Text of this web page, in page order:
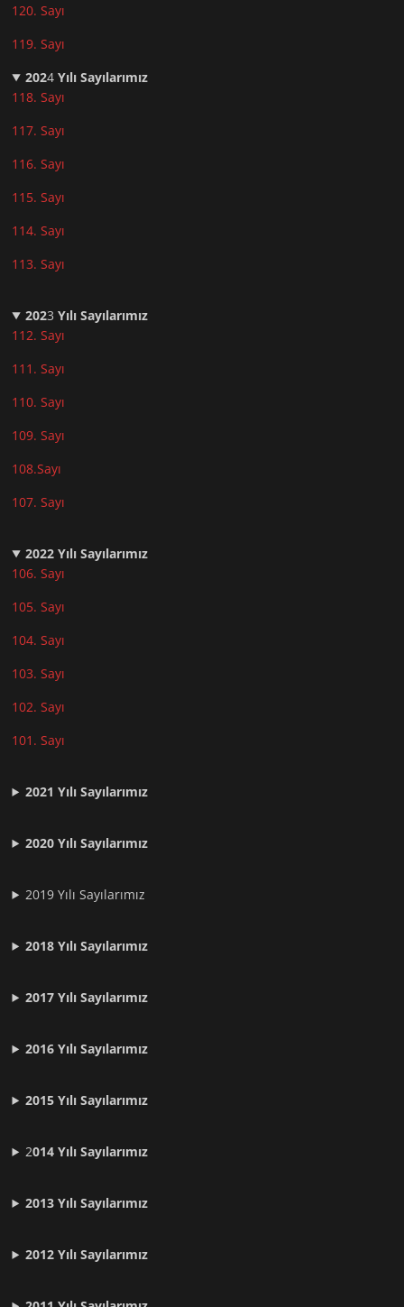
120. Sayı
119. Sayı
2024Yılı Sayılarımız
118. Sayı
117. Sayı
116. Sayı
115. Sayı
114. Sayı
113. Sayı
2023Yılı Sayılarımız
112. Sayı
111. Sayı
110. Sayı
109. Sayı
108.Sayı
107. Sayı
2022 Yılı Sayılarımız
106. Sayı
105. Sayı
104. Sayı
103. Sayı
102. Sayı
101. Sayı
2021 Yılı Sayılarımız
2020 Yılı Sayılarımız
2019 Yılı Sayılarımız
2018 Yılı Sayılarımız
2017 Yılı Sayılarımız
2016 Yılı Sayılarımız
2015 Yılı Sayılarımız
2014 Yılı Sayılarımız
2013 Yılı Sayılarımız
2012 YılıSayılarımız